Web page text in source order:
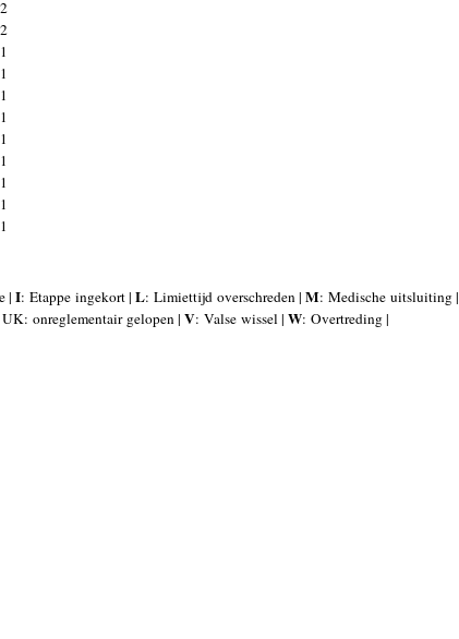
2
2
1
1
1
1
1
1
1
1
1
| I: Etappe ingekort | L: Limiettijd overschreden | M: Medische uitsluiting |
onreglementair gelopen | V: Valse wissel | W: Overtreding |